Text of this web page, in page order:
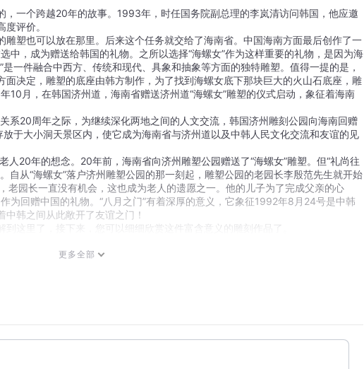
，一个跨越20年的故事。1993年，时任国务院副总理的李岚清访问韩国，他应邀
评价。
塑也可以放在那里。后来这个任务就交给了海南省。中国海南方面最后创作了一
中，成为赠送给韩国的礼物。之所以选择“海螺女”作为这样重要的礼物，是因为海
一件融合中西方、传统和现代、具象和抽象等方面的独特雕塑。值得一提的是，
决定，雕塑的底座由韩方制作，为了找到海螺女底下那块巨大的火山石底座，雕
10月，在韩国济州道，海南省赠送济州道“海螺女”雕塑的仪式启动，象征着海南
系20周年之际，为继续深化两地之间的人文交流，韩国济州雕刻公园向海南回赠
于大小洞天景区内，使它成为海南省与济州道以及中韩人民文化交流和友谊的见
自从“海螺女”落户济州雕塑公园的那一刻起，雕塑公园的老园长李殷范先生就开始
老园长一直没有机会，这也成为老人的遗愿之一。他的儿子为了完成父亲的心
为回赠中国的礼物。“八月之门”有着深厚的意义，它象征1992年8月24号是中韩
韩之间从此敞开了友谊之门！
到这里了，接下来，您可以细细欣赏这件富含意义的雕刻作品了。
更多全部